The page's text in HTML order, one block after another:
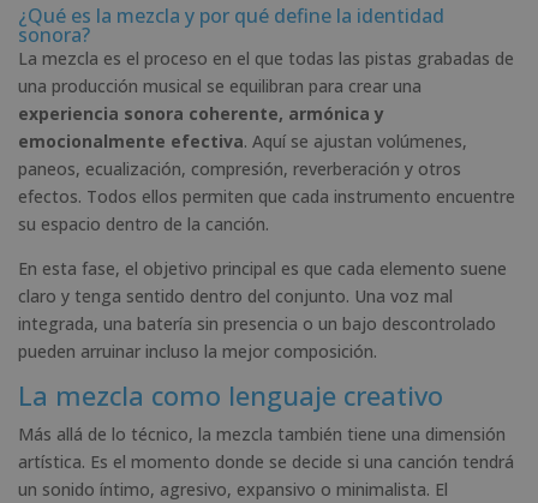
¿Qué es la mezcla y por qué define la identidad
sonora?
La mezcla es el proceso en el que todas las pistas grabadas de
una producción musical se equilibran para crear una
experiencia sonora coherente, armónica y
emocionalmente efectiva. Aquí se ajustan volúmenes,
paneos, ecualización, compresión, reverberación y otros
efectos. Todos ellos permiten que cada instrumento encuentre
su espacio dentro de la canción.
En esta fase, el objetivo principal es que cada elemento suene
claro y tenga sentido dentro del conjunto. Una voz mal
integrada, una batería sin presencia o un bajo descontrolado
pueden arruinar incluso la mejor composición.
La mezcla como lenguaje creativo
Más allá de lo técnico, la mezcla también tiene una dimensión
artística. Es el momento donde se decide si una canción tendrá
un sonido íntimo, agresivo, expansivo o minimalista. El